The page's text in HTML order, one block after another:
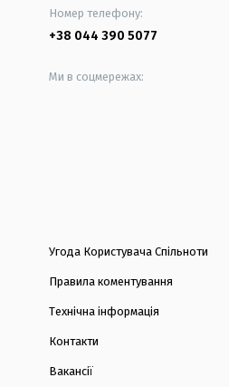
Номер телефону:
+38 044 390 5077
Ми в соцмережах:
Угода Користувача Спільноти
Правила коментування
Технічна інформація
Контакти
Вакансії